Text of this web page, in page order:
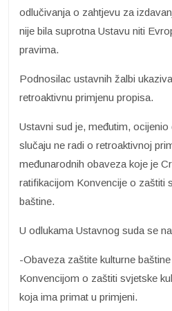
odlučivanja o zahtjevu za
nije bila suprotna Ustavu niti
pravima.
Podnosilac ustavnih žalbi
retroaktivnu primjenu propisa.
Ustavni sud je, međutim,
slučaju ne radi o retroaktivnoj
međunarodnih obaveza koje je
ratifikacijom Konvencije o zaštiti
baštine.
U odlukama Ustavnog suda se
-Obaveza zaštite kulturne
Konvencijom o zaštiti svjetske
koja ima primat u primjeni.